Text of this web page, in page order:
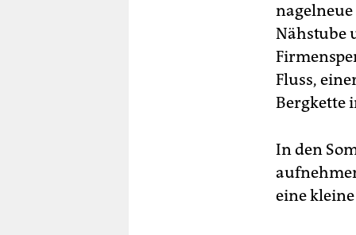
Nähstube
Fluss,
Bergkette
In den
eine